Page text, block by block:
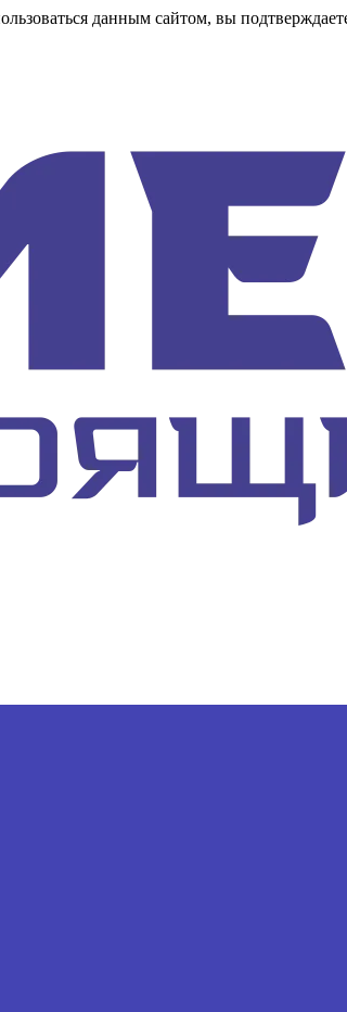
данным сайтом, вы